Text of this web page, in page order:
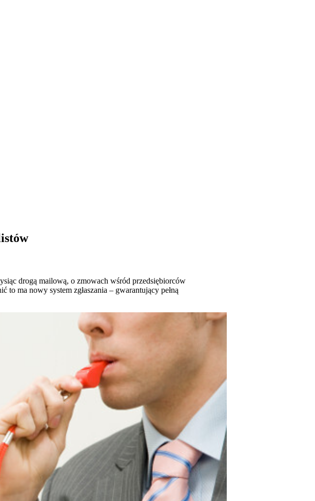
drogą mailową, o zmowach wśród przedsiębiorców
ma nowy system zgłaszania – gwarantujący pełną